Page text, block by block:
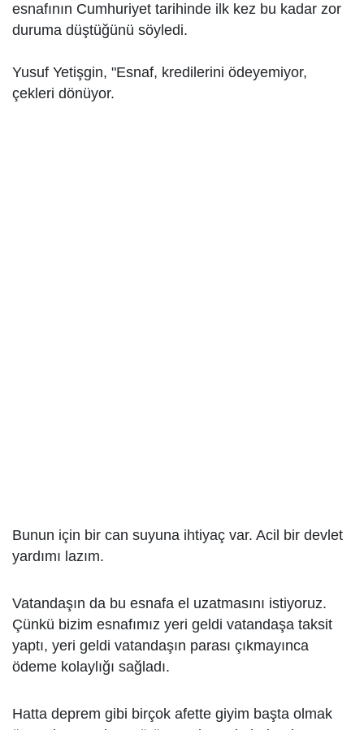
esnafının Cumhuriyet tarihinde ilk kez bu kadar zor
duruma düştüğünü söyledi.
Yusuf Yetişgin, "Esnaf, kredilerini ödeyemiyor,
çekleri dönüyor.
Bunun için bir can suyuna ihtiyaç var. Acil bir devlet
yardımı lazım.
Vatandaşın da bu esnafa el uzatmasını istiyoruz.
Çünkü bizim esnafımız yeri geldi vatandaşa taksit
yaptı, yeri geldi vatandaşın parası çıkmayınca
ödeme kolaylığı sağladı.
Hatta deprem gibi birçok afette giyim başta olmak